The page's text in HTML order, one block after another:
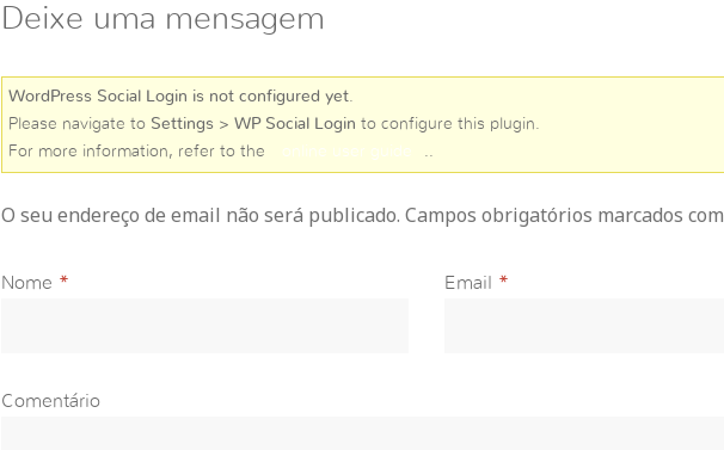
Deixe uma mensagem
WordPress Social Login is not configured yet.
Please navigate to Settings > WP Social Login to configure this plugin.
For more information, refer to the
online user guide
O seu endereço de email não será publicado. Campos obrigatórios marcados com
Nome * Email *
Comentário